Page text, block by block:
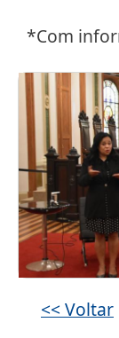
*Com
<< Voltar